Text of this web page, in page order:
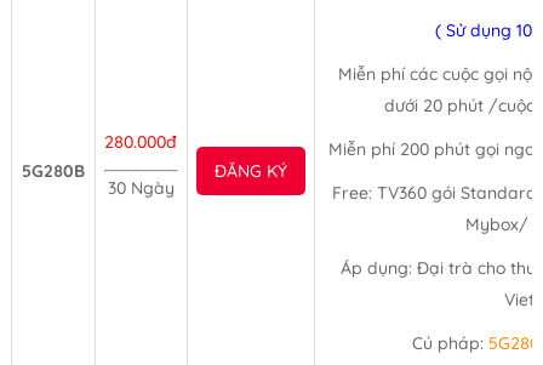
5G280B
280.000đ
30 Ngày
ĐĂNG KÝ
( Sử dụng
Miễn phí các cuộc gọi
dưới 20 phút /cuộc
Miễn phí 200 phút gọi
Free: TV360 gói
Mybox/
Áp dụng: Đại trà cho
Cú pháp: